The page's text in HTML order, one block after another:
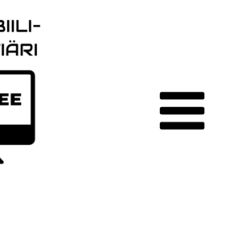
Helista meile kohe